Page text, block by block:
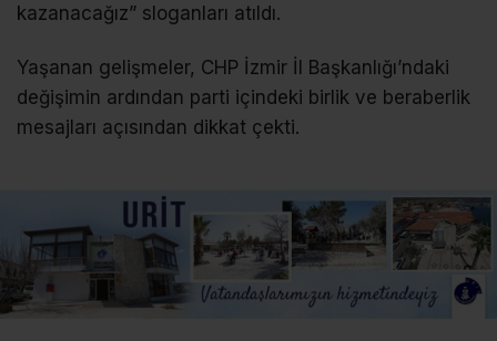
kazanacağız” sloganları atıldı.
Yaşanan gelişmeler, CHP İzmir İl Başkanlığı’ndaki
değişimin ardından parti içindeki birlik ve beraberlik
mesajları açısından dikkat çekti.